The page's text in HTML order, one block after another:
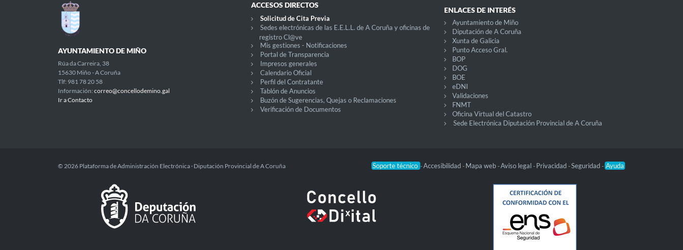
AYUNTAMIENTO DE MIÑO
Rúa da Carreira, 38
15630 Miño - A Coruña
Tlf: 981 78 20 58
Información: correo@concellodemino.gal
Ir a Contacto
ACCESOS DIRECTOS
Solicitud de Cita Previa
Sedes electrónicas de las E.E.L.L. de A Coruña y oficinas de
registro Cl@ve
Mis gestiones - Notificaciones
Portal de Transparencia
Impresos generales
Calendario Oficial
Perfil del Contratante
Tablón de Anuncios
Buzón de Sugerencias, Quejas o Reclamaciones
Verificación de Documentos
ENLACES DE INTERÉS
Ayuntamiento de Miño
Diputación de A Coruña
Xunta de Galicia
Punto Acceso Gral.
BOP
DOG
BOE
eDNI
Validaciones
FNMT
Oficina Virtual del Catastro
Sede Electrónica Diputación Provincial de A Coruña
Soporte técnico -Accesibilidad - Mapa web -Aviso legal - Privacidad -Seguridad - Ayuda
© 2026 Plataforma de Administración Electrónica · Diputación Provincial de A Coruña